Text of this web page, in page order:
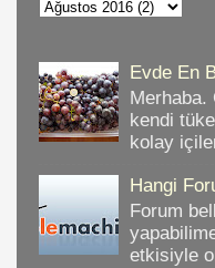
Evde En
Merhaba.
kendi
kolay
Hangi
Forum
etkisiyle